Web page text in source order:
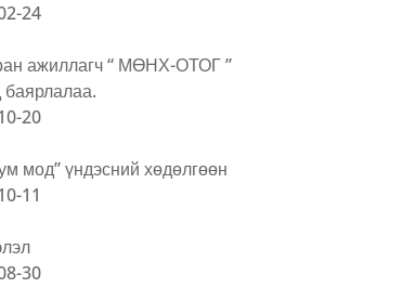
24
ажиллагч “ МӨНХ-ОТОГ ”
20
мод” үндэсний хөдөлгөөн
11
30